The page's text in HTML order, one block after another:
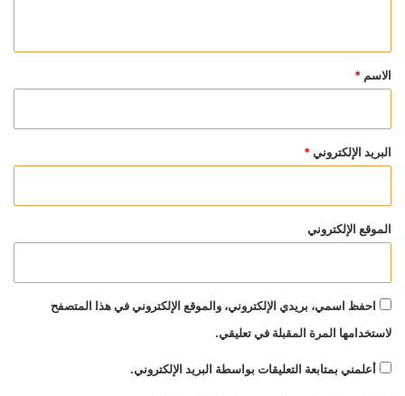
*
الاسم *
البريد الإلكتروني *
الموقع الإلكتروني
احفظ اسمي، بريدي الإلكتروني، والموقع الإلكتروني في هذا المتصفح
لاستخدامها المرة المقبلة في تعليقي.
أعلمني بمتابعة التعليقات بواسطة البريد الإلكتروني.